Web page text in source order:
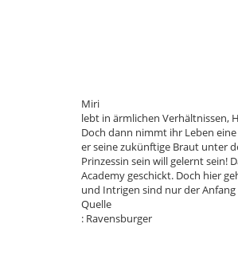
Miri
lebt in ärmlichen Verhältnissen,
Doch dann nimmt ihr Leben
er seine zukünftige Braut unter
Prinzessin sein will gelernt sein!
Academy geschickt. Doch hier
und Intrigen sind nur der
Quelle
: Ravensburger